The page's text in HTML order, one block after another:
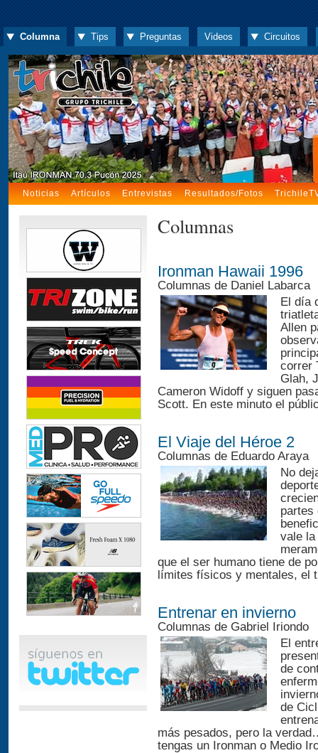
Columna Tips Preguntas Videos Circuitos
Noticias Artículos Entrevistas Resultados/Fotos
Columnas
Ironman Hawaii 1996
Columnas de Daniel Labarca
El día
Allen
correr
Glah,
Cameron Widoff y siguen
Scott. En este minuto el
El Viaje del Héroe 2
Columnas de Eduardo Araya
No
partes
vale la
que el ser humano tiene de
límites físicos y mentales, el
Entrenar en invierno
Columnas de Gabriel Iriondo
El
de
de
más pesados, pero la
tengas un Ironman o Medio